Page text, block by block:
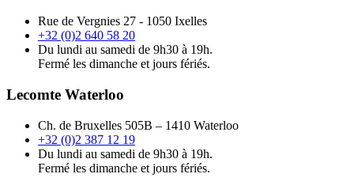
Rue de Vergnies 27 - 1050 Ixelles
+32 (0)2 640 58 20
Du lundi au samedi de 9h30 à 19h.
Fermé les dimanche et jours fériés.
Lecomte Waterloo
Ch. de Bruxelles 505B – 1410 Waterloo
+32 (0)2 387 12 19
Du lundi au samedi de 9h30 à 19h.
Fermé les dimanche et jours fériés.